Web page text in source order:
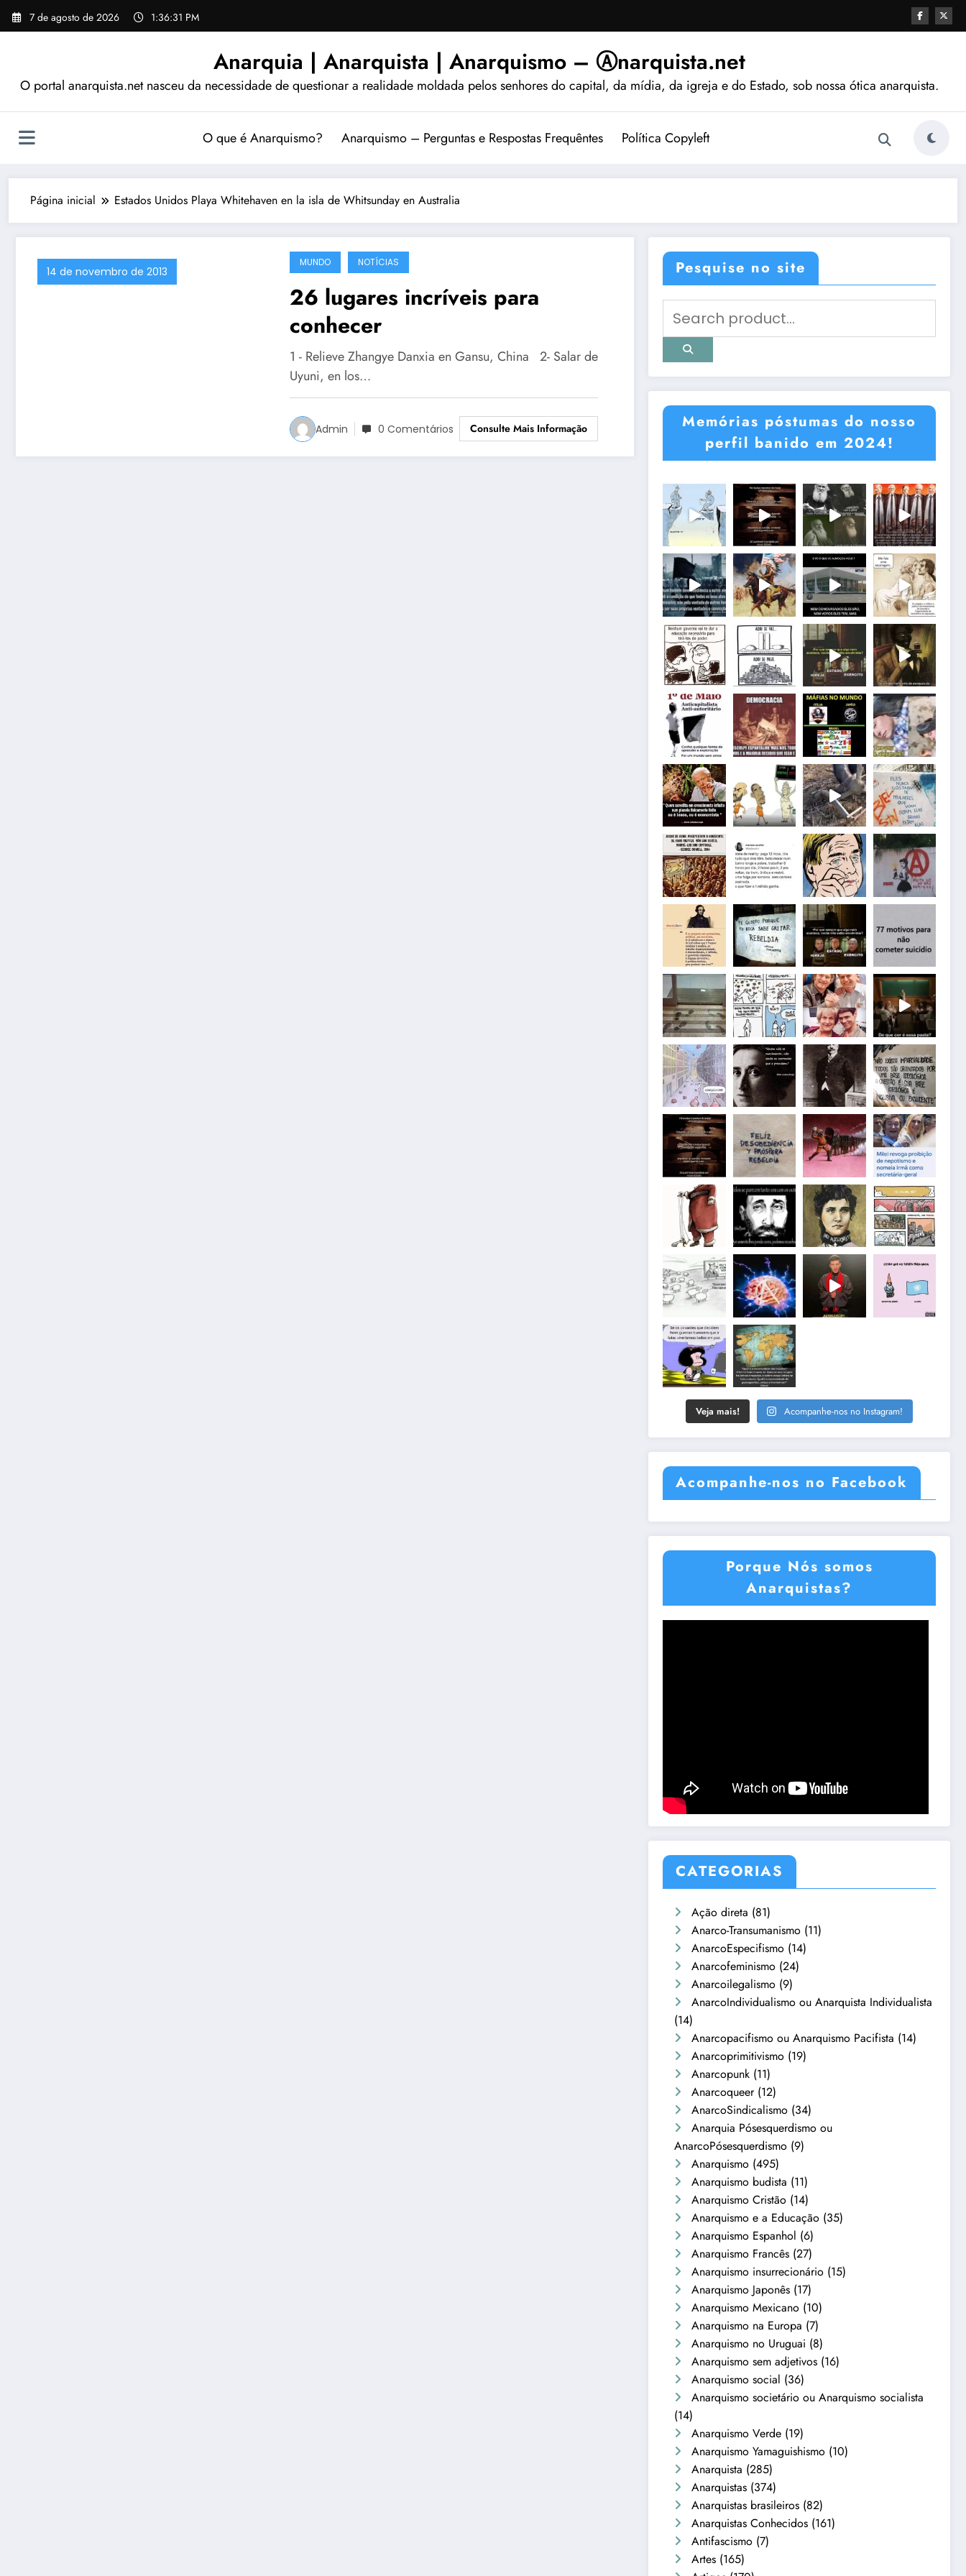
Pular
para
7 de agosto de 2026 1:36:32 PM
Anarquia | Anarquista | Anarquismo – Ⓐnarquista.net
O portal anarquista.net nasceu da necessidade de questionar a realidade moldada pelos senhores do capital, da mídia, da igreja e do Estado, sob nossa ótica anarquista.
O que é Anarquismo? Anarquismo – Perguntas e Respostas Frequêntes Política Copyleft
Página inicial Estados Unidos Playa Whitehaven en la isla de Whitsunday en Australia
14 de novembro de 2013
MUNDO NOTÍCIAS
26 lugares incríveis para
conhecer
1 - Relieve Zhangye Danxia en Gansu, China 2- Salar de
Uyuni, en los…
Admin 0 Comentários Consulte Mais Informação
Pesquise no site
Memórias póstumas do nosso
perfil banido em 2024!
Veja mais! Acompanhe-nos no Instagram!
Acompanhe-nos no Facebook
Porque Nós somos
Anarquistas?
CATEGORIAS
Ação direta (81)
Anarco-Transumanismo (11)
AnarcoEspecifismo (14)
Anarcofeminismo (24)
Anarcoilegalismo (9)
AnarcoIndividualismo ou Anarquista Individualista
(14)
Anarcopacifismo ou Anarquismo Pacifista (14)
Anarcoprimitivismo (19)
Anarcopunk (11)
Anarcoqueer(12)
AnarcoSindicalismo (34)
Anarquia Pósesquerdismo ou
AnarcoPósesquerdismo (9)
Anarquismo (495)
Anarquismo budista (11)
Anarquismo Cristão (14)
Anarquismo e a Educação (35)
Anarquismo Espanhol (6)
Anarquismo Francês (27)
Anarquismo insurrecionário (15)
Anarquismo Japonês (17)
Anarquismo Mexicano (10)
Anarquismo na Europa (7)
Anarquismo no Uruguai (8)
Anarquismo sem adjetivos (16)
Anarquismo social (36)
Anarquismo societário ou Anarquismo socialista
(14)
Anarquismo Verde (19)
Anarquismo Yamaguishismo (10)
Anarquista (285)
Anarquistas (374)
Anarquistas brasileiros (82)
Anarquistas Conhecidos (161)
Antifascismo (7)
Artes (165)